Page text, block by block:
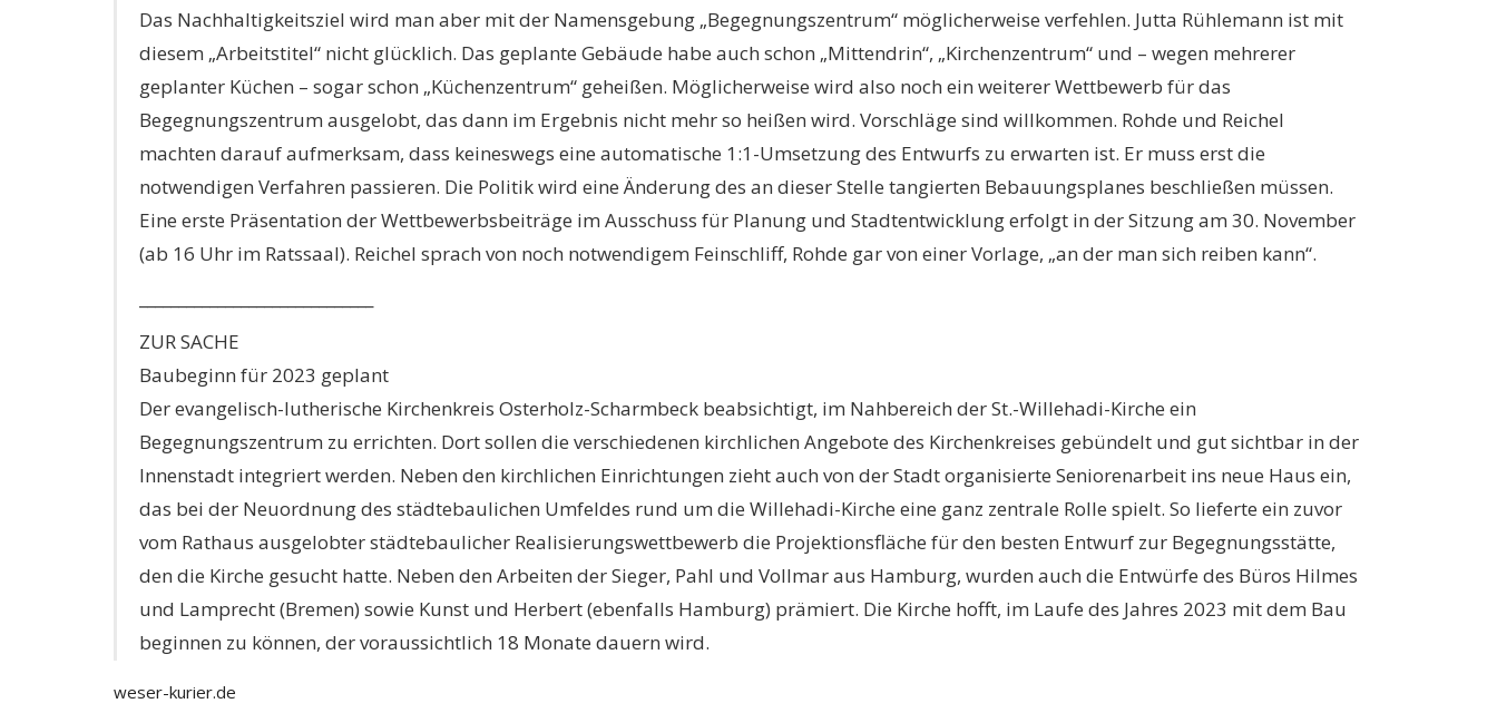
Das Nachhaltigkeitsziel wird man aber mit der Namensgebung „Begegnungszentrum“ möglicherweise verfehlen. Jutta Rühlemann ist mit
diesem „Arbeitstitel“ nicht glücklich. Das geplante Gebäude habe auch schon „Mittendrin“, „Kirchenzentrum“ und – wegen mehrerer
geplanter Küchen – sogar schon „Küchenzentrum“ geheißen. Möglicherweise wird also noch ein weiterer Wettbewerb für das
Begegnungszentrum ausgelobt, das dann im Ergebnis nicht mehr so heißen wird. Vorschläge sind willkommen. Rohde und Reichel
machten darauf aufmerksam, dass keineswegs eine automatische 1:1-Umsetzung des Entwurfs zu erwarten ist. Er muss erst die
notwendigen Verfahren passieren. Die Politik wird eine Änderung des an dieser Stelle tangierten Bebauungsplanes beschließen müssen.
Eine erste Präsentation der Wettbewerbsbeiträge im Ausschuss für Planung und Stadtentwicklung erfolgt in der Sitzung am 30. November
(ab 16 Uhr im Ratssaal). Reichel sprach von noch notwendigem Feinschliff, Rohde gar von einer Vorlage, „an der man sich reiben kann“.
ZUR SACHE
Baubeginn für 2023 geplant
Der evangelisch-lutherische Kirchenkreis Osterholz-Scharmbeck beabsichtigt, im Nahbereich der St.-Willehadi-Kirche ein
Begegnungszentrum zu errichten. Dort sollen die verschiedenen kirchlichen Angebote des Kirchenkreises gebündelt und gut sichtbar in der
Innenstadt integriert werden. Neben den kirchlichen Einrichtungen zieht auch von der Stadt organisierte Seniorenarbeit ins neue Haus ein,
das bei der Neuordnung des städtebaulichen Umfeldes rund um die Willehadi-Kirche eine ganz zentrale Rolle spielt. So lieferte ein zuvor
vom Rathaus ausgelobter städtebaulicher Realisierungswettbewerb die Projektionsfläche für den besten Entwurf zur Begegnungsstätte,
den die Kirche gesucht hatte. Neben den Arbeiten der Sieger, Pahl und Vollmar aus Hamburg, wurden auch die Entwürfe des Büros Hilmes
und Lamprecht (Bremen) sowie Kunst und Herbert (ebenfalls Hamburg) prämiert. Die Kirche hofft, im Laufe des Jahres 2023 mit dem Bau
beginnen zu können, der voraussichtlich 18 Monate dauern wird.
weser-kurier.de